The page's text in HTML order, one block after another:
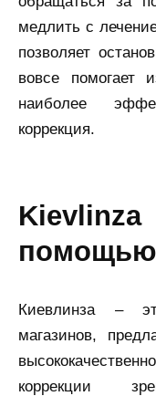
медлить с
позволяет
вовсе помогает
наиболее
коррекция.
kievlinza – коррекция с
помощью
Киевлинза –
магазинов,
коррекции